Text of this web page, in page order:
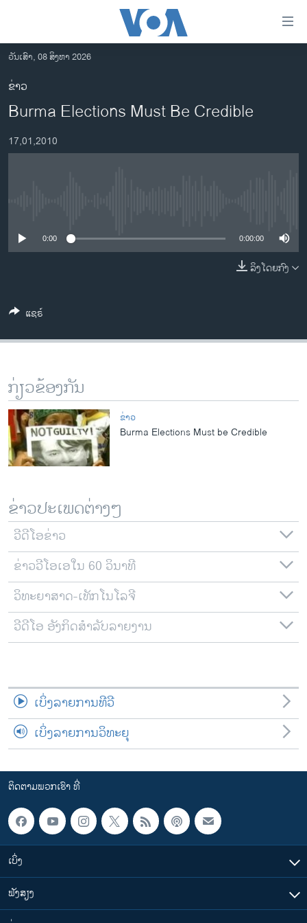
ເຂົ້າ
ຫາ
ຂ້າມ
ຂ້າມ
ໄປ
ອາເມຣິກາ
ການເລືອກຕັ້ງ ປະທານາທີບໍດີ ສະຫະລັດ 2024
ອິດສະຫຼະພາບດ້ານການຂ່າວ
ວິທະຍາສາດ-ເທັກໂນໂລຈີ
ທຸລະກິດ
ວີດີໂອ
ສຽງ
ລາຍການກະຈາຍສຽງ
ລາຍງານ
ຕິດຕາມພວກເຮົາ ທີ່
ພາສາຕ່າງໆ
ວັນເສົາ, 08 ສິງຫາ 2026
ຂ່າວ
Burma Elections Must Be Credible
17,01,2010
0:00 0:00:00
ລິງໂດຍກົງ
ແຊຣ໌
ກ່ຽວຂ້ອງກັນ
ຂ່າວ
Burma Elections Must be Credible
ຂ່າວປະເພດຕ່າງໆ
ວີດີໂອຂ່າວ
ຂ່າວວີໂອເອໃນ 60 ວິນາທີ
ວິທະຍາສາດ-ເທັກໂນໂລຈີ
ວີດີໂອ ອັງກິດສຳລັບລາຍງານ
ເບິ່ງລາຍການທີວີ
ເບິ່ງລາຍການວິທະຍຸ
ຕິດຕາມພວກເຮົາ ທີ່
ເບິ່ງ
ຟັງສຽງ